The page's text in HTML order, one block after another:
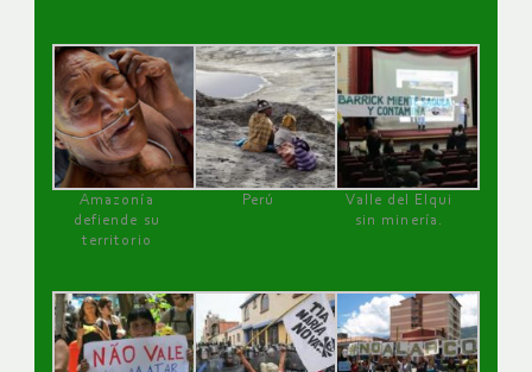
Amazonía
defiende su
territorio
Perú
Valle del Elqui
sin minería.